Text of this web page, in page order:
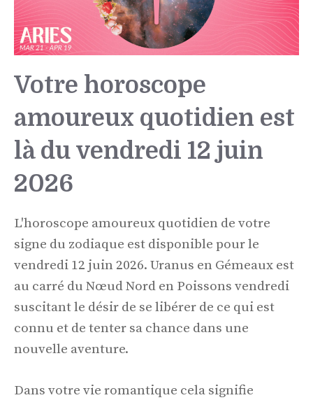
Votre horoscope
amoureux quotidien est
là du vendredi 12 juin
2026
L'horoscope amoureux quotidien de votre
signe du zodiaque est disponible pour le
vendredi 12 juin 2026. Uranus en Gémeaux est
au carré du Nœud Nord en Poissons vendredi
suscitant le désir de se libérer de ce qui est
connu et de tenter sa chance dans une
nouvelle aventure.
Dans votre vie romantique cela signifie